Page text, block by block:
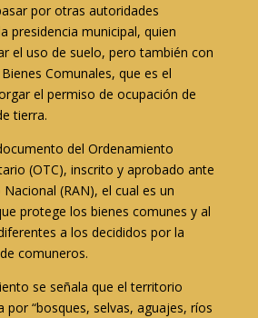
por otras autoridades
presidencia municipal, quien
el uso de suelo, pero también con
Comunales, que es el
el permiso de ocupación de
tierra.
del Ordenamiento
(OTC), inscrito y aprobado ante
(RAN), el cual es un
protege los bienes comunes y al
a los decididos por la
comuneros.
se señala que el territorio
por “bosques, selvas, aguajes, ríos